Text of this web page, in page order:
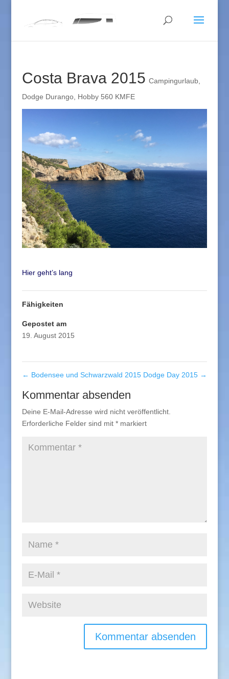
Costa Brava 2015 Campingurlaub,
Dodge Durango, Hobby 560 KMFE
Hier geht’s lang
Fähigkeiten
Gepostet am
19. August 2015
← Bodensee und Schwarzwald 2015 Dodge Day 2015 →
Kommentar absenden
Deine E-Mail-Adresse wird nicht veröffentlicht.
Erforderliche Felder sind mit *markiert